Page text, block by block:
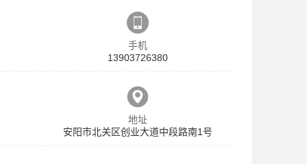
手机
13903726380
地址
安阳市北关区创业大道中段路南1号